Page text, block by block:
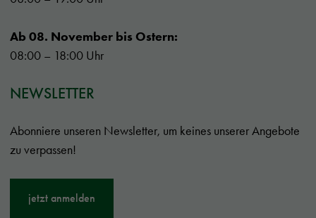
Ab 08. November bis Ostern:
08:00 – 18:00 Uhr
NEWSLETTER
Abonniere unseren Newsletter, um keines unserer Angebote
zu verpassen!
jetzt anmelden